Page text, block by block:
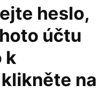
heslo,
účtu
k
na